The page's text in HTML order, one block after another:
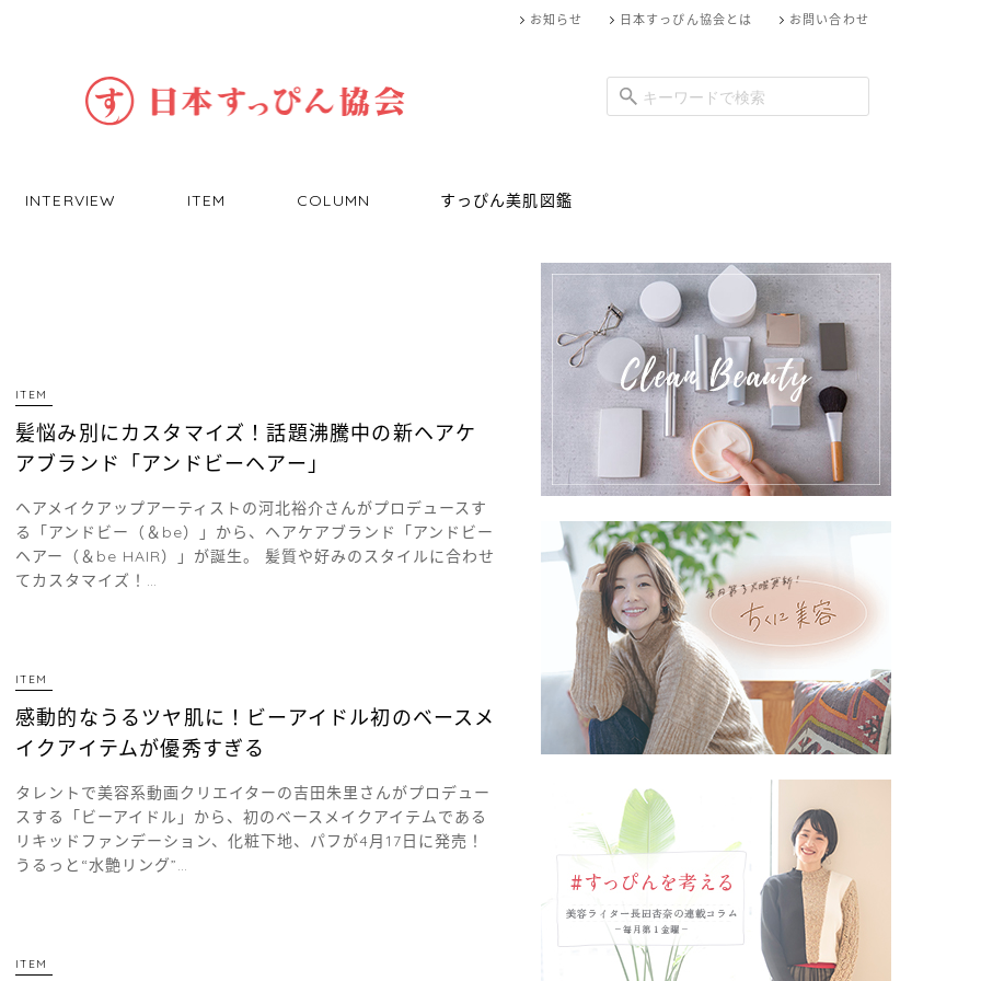
INTERVIEW ITEM COLUMN すっぴん美肌図鑑
お知らせ 日本すっぴん協会とは お問い合わせ
ITEM
髪悩み別にカスタマイズ！話題沸騰中の新ヘアケ
アブランド「アンドビーヘアー」
ヘアメイクアップアーティストの河北裕介さんがプロデュースす
る「アンドビー（＆be）」から、ヘアケアブランド「アンドビー
ヘアー（＆be HAIR）」が誕生。 髪質や好みのスタイルに合わせ
てカスタマイズ！…
ITEM
感動的なうるツヤ肌に！ビーアイドル初のベースメ
イクアイテムが優秀すぎる
タレントで美容系動画クリエイターの吉田朱里さんがプロデュー
スする「ビーアイドル」から、初のベースメイクアイテムである
リキッドファンデーション、化粧下地、パフが4月17日に発売！
うるっと“水艶リング”…
ITEM